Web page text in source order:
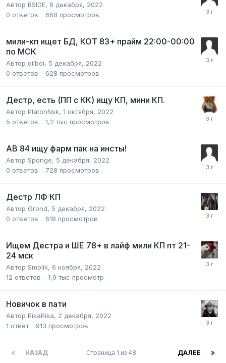
Автор BSIDE, 8 декабря, 2022
0 ответов 668 просмотров
мили-кп ищет БД, КОТ 83+ прайм 22:00-00:00
по МСК
Автор oilboi, 5 декабря, 2022
0 ответов 628 просмотров
Дестр, есть (ПП с КК) ищу КП, мини КП.
Автор PlatonNsk, 1 октября, 2022
5 ответов 1,2 тыс просмотров
АВ 84 ищу фарм пак на инсты!
Автор Sponge, 5 декабря, 2022
0 ответов 728 просмотров
Дестр ЛФ КП
Автор Grond, 5 декабря, 2022
0 ответов 618 просмотров
Ищем Дестра и ШЕ 78+ в лайф мили КП пт 21-
24 мск
Автор Smolik, 6 ноября, 2022
12 ответов 1,9 тыс просмотр
Новичок в пати
Автор PikaPika, 2 декабря, 2022
1 ответ 913 просмотров
НАЗАД ДАЛЕЕ
Страница 1 из 48